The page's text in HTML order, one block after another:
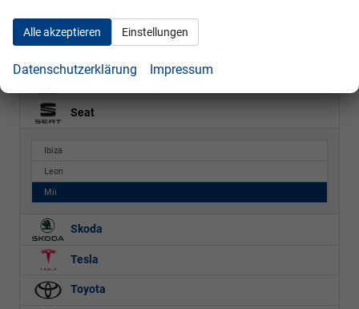
Peugeot
Seat
Ibiza
Leon
Mii
Skoda
Tesla
Toyota
Alle akzeptieren Einstellungen
Datenschutzerklärung Impressum